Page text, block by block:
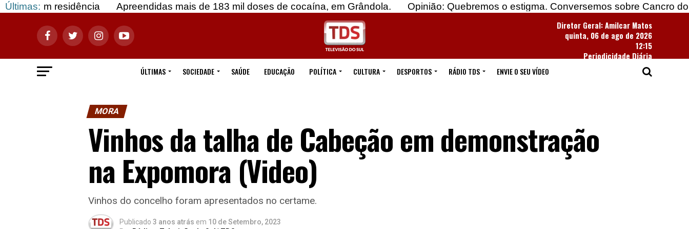
Últimas: Apreendidas mais de 183 mil doses de cocaína, em Grândola. Opinião: Quebremos o estigma. Conversemos sobre Cancro do Pulmão
Diretor Geral: Amilcar Matos
quinta, 06 de ago de 2026
12:15
Periodicidade Diária
ÚLTIMAS
SOCIEDADE SAÚDE EDUCAÇÃO POLÍTICA CULTURA DESPORTOS RÁDIO TDS ENVIE O SEU VÍDEO
MORA
Vinhos da talha de Cabeção em demonstração
na Expomora (Video)
Vinhos do concelho foram apresentados no certame.
Publicado 3 anos atrás em 10 de Setembro, 2023